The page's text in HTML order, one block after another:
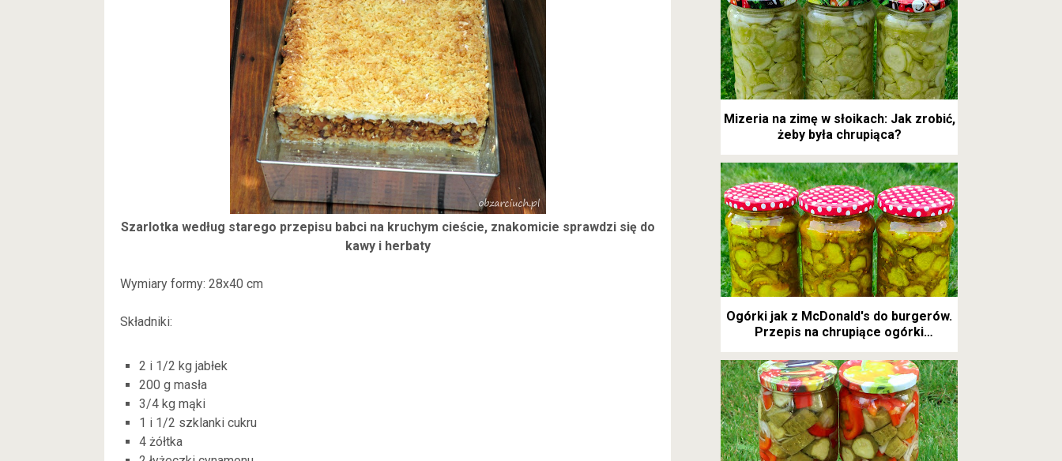
Szarlotka według starego przepisu babci na kruchym cieście, znakomicie sprawdzi się do
kawy i herbaty
Wymiary formy: 28x40 cm
Składniki:
2 i 1/2 kg jabłek
200 g masła
3/4 kg mąki
1 i 1/2 szklanki cukru
4 żółtka
Mizeria na zimę w słoikach: Jak zrobić,
żeby była chrupiąca?
Ogórki jak z McDonald's do burgerów.
Przepis na chrupiące ogórki